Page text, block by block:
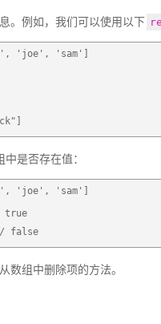
。例如，我们可以使用以下
'joe', 'sam']
是否存在值：
'joe', 'sam']
true
false
数组中删除项的方法。